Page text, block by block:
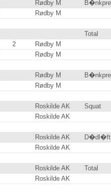
Rødby M
Rødby M
Total
2
Rødby M
Rødby M
Rødby M
Rødby M
Roskilde AK
Squat
Roskilde AK
Roskilde AK
D�dl�ft
Roskilde AK
Roskilde AK
Total
Roskilde AK